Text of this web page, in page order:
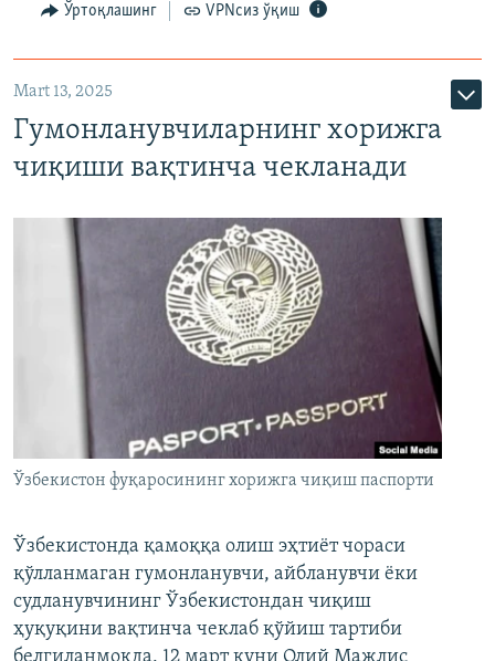
Ўртоқлашинг VPNсиз ўқиш
Mart 13, 2025
Гумонланувчиларнинг хорижга
чиқиши вақтинча чекланади
Ўзбекистон фуқаросининг хорижга чиқиш паспорти
Ўзбекистонда қамоққа олиш эҳтиёт чораси
қўлланмаган гумонланувчи, айбланувчи ёки
судланувчининг Ўзбекистондан чиқиш
ҳуқуқини вақтинча чеклаб қўйиш тартиби